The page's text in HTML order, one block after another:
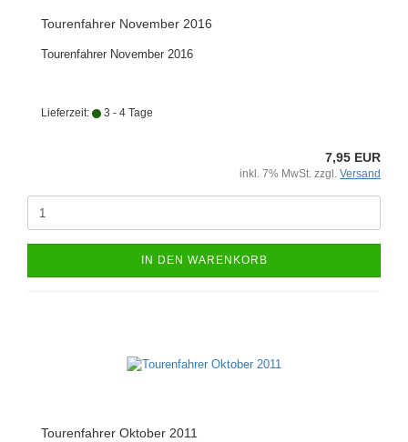
Tourenfahrer November 2016
Tourenfahrer November 2016
Lieferzeit: 3 - 4 Tage
7,95 EUR
inkl. 7% MwSt. zzgl. Versand
IN DEN WARENKORB
Tourenfahrer Oktober 2011